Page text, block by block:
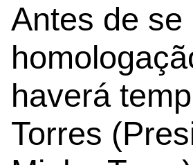
Antes de
haverá
Torres